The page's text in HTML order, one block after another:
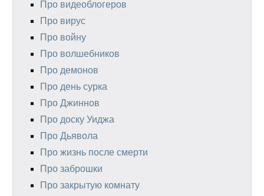
Про видеоблогеров
Про вирус
Про войну
Про волшебников
Про демонов
Про день сурка
Про Джиннов
Про доску Уиджа
Про Дьявола
Про жизнь после смерти
Про заброшки
Про закрытую комнату